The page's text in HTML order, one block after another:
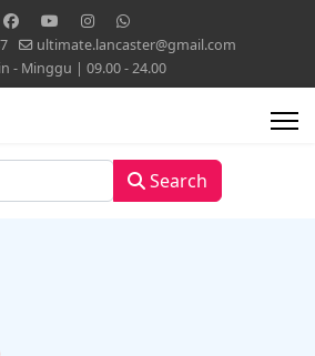
ultimate.lancaster@gmail.com
- Minggu | 09.00 - 24.00
Search